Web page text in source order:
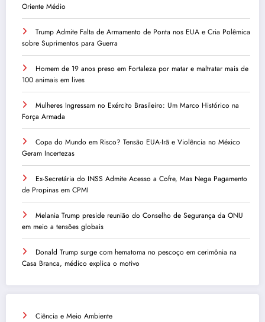
Oriente Médio
Trump Admite Falta de Armamento de Ponta nos EUA e Cria Polêmica
sobre Suprimentos para Guerra
Homem de 19 anos preso em Fortaleza por matar e maltratar mais de
100 animais em lives
Mulheres Ingressam no Exército Brasileiro: Um Marco Histórico na
Força Armada
Copa do Mundo em Risco? Tensão EUA-Irã e Violência no México
Geram Incertezas
Ex-Secretária do INSS Admite Acesso a Cofre, Mas Nega Pagamento
de Propinas em CPMI
Melania Trump preside reunião do Conselho de Segurança da ONU
em meio a tensões globais
Donald Trump surge com hematoma no pescoço em cerimônia na
Casa Branca, médico explica o motivo
Ciência e Meio Ambiente